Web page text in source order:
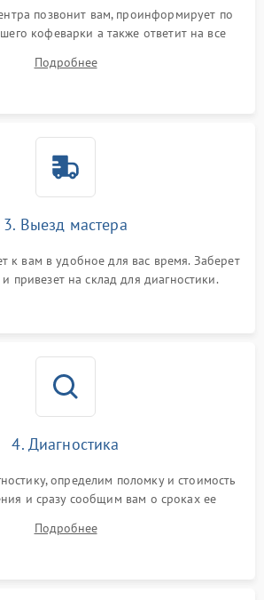
позвонит вам, проинформирует по
кофеварки а также ответит на все
Подробнее
3. Выезд мастера
к вам в удобное для вас время. Заберет
привезет на склад для диагностики.
4. Диагностика
определим поломку и стоимость
и сразу сообщим вам о сроках ее
Подробнее